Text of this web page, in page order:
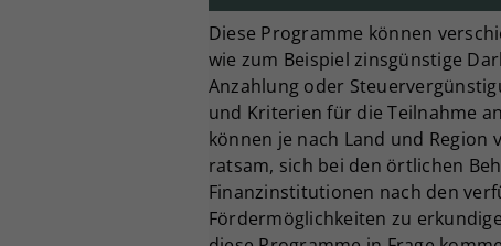
Diese Programme können
wie zum Beispiel zinsgünstige
Anzahlung oder
und Kriterien für die Teilnahme
können je nach Land und Region
ratsam, sich bei den örtlichen
Finanzinstitutionen nach den
Fördermöglichkeiten zu